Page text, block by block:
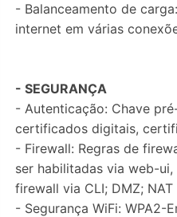
- Balanceamento de
internet em várias
- SEGURANÇA
- Autenticação: Chave
certificados digitais,
- Firewall: Regras de
ser habilitadas via web-
firewall via CLI; DMZ; NAT
- Segurança WiFi: WPA2-